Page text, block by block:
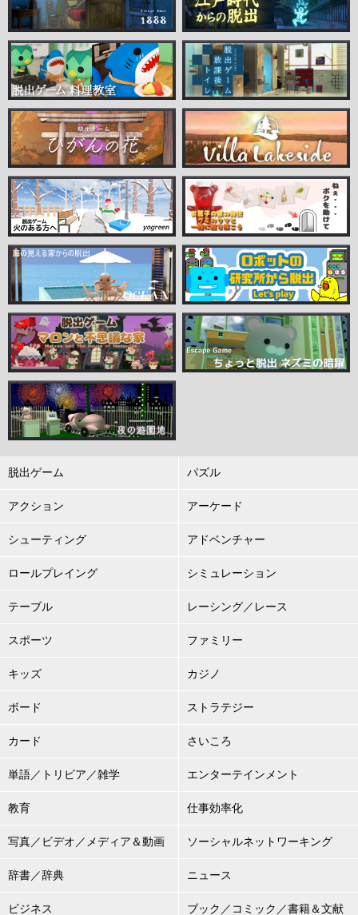
脱出ゲーム パズル
アクション アーケード
シューティング アドベンチャー
ロールプレイング シミュレーション
テーブル レーシング／レース
スポーツ ファミリー
キッズ カジノ
ボード ストラテジー
カード さいころ
単語／トリビア／雑学 エンターテインメント
教育 仕事効率化
写真／ビデオ／メディア＆動画 ソーシャルネットワーキング
辞書／辞典 ニュース
ビジネス ブック／コミック／書籍＆文献